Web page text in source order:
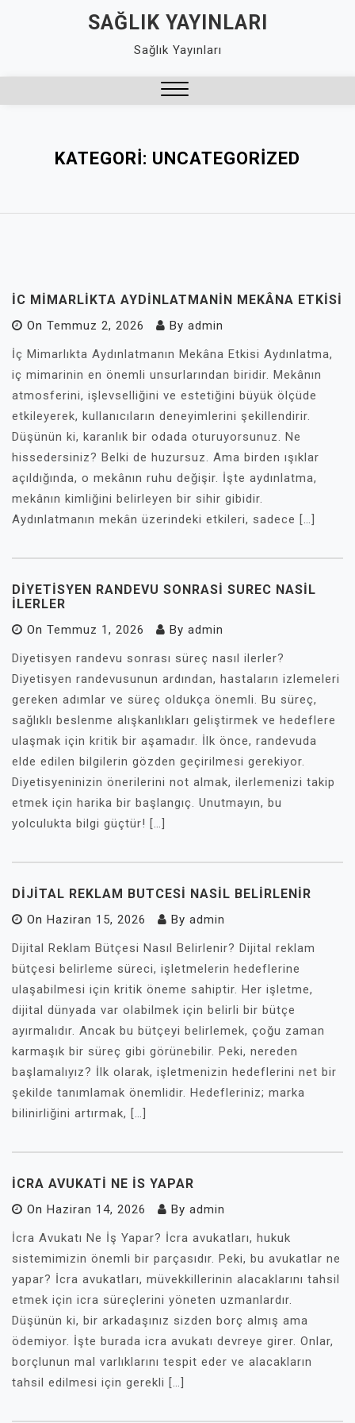
SAĞLIK YAYINLARI
Sağlık Yayınları
KATEGORI: UNCATEGORIZED
İC MIMARLIKTA AYDINLATMANIN MEKÂNA ETKISI
On Temmuz 2, 2026 By admin
İç Mimarlıkta Aydınlatmanın Mekâna Etkisi Aydınlatma,
iç mimarinin en önemli unsurlarından biridir. Mekânın
atmosferini, işlevselliğini ve estetiğini büyük ölçüde
etkileyerek, kullanıcıların deneyimlerini şekillendirir.
Düşünün ki, karanlık bir odada oturuyorsunuz. Ne
hissedersiniz? Belki de huzursuz. Ama birden ışıklar
açıldığında, o mekânın ruhu değişir. İşte aydınlatma,
mekânın kimliğini belirleyen bir sihir gibidir.
Aydınlatmanın mekân üzerindeki etkileri, sadece […]
DIYETISYEN RANDEVU SONRASI SUREC NASIL
İLERLER
On Temmuz 1, 2026 By admin
Diyetisyen randevu sonrası süreç nasıl ilerler?
Diyetisyen randevusunun ardından, hastaların izlemeleri
gereken adımlar ve süreç oldukça önemli. Bu süreç,
sağlıklı beslenme alışkanlıkları geliştirmek ve hedeflere
ulaşmak için kritik bir aşamadır. İlk önce, randevuda
elde edilen bilgilerin gözden geçirilmesi gerekiyor.
Diyetisyeninizin önerilerini not almak, ilerlemenizi takip
etmek için harika bir başlangıç. Unutmayın, bu
yolculukta bilgi güçtür! […]
DIJITAL REKLAM BUTCESI NASIL BELIRLENIR
On Haziran 15, 2026 By admin
Dijital Reklam Bütçesi Nasıl Belirlenir? Dijital reklam
bütçesi belirleme süreci, işletmelerin hedeflerine
ulaşabilmesi için kritik öneme sahiptir. Her işletme,
dijital dünyada var olabilmek için belirli bir bütçe
ayırmalıdır. Ancak bu bütçeyi belirlemek, çoğu zaman
karmaşık bir süreç gibi görünebilir. Peki, nereden
başlamalıyız? İlk olarak, işletmenizin hedeflerini net bir
şekilde tanımlamak önemlidir. Hedefleriniz; marka
bilinirliğini artırmak, […]
İCRA AVUKATI NE İS YAPAR
On Haziran 14, 2026 By admin
İcra Avukatı Ne İş Yapar? İcra avukatları, hukuk
sistemimizin önemli bir parçasıdır. Peki, bu avukatlar ne
yapar? İcra avukatları, müvekkillerinin alacaklarını tahsil
etmek için icra süreçlerini yöneten uzmanlardır.
Düşünün ki, bir arkadaşınız sizden borç almış ama
ödemiyor. İşte burada icra avukatı devreye girer. Onlar,
borçlunun mal varlıklarını tespit eder ve alacakların
tahsil edilmesi için gerekli […]